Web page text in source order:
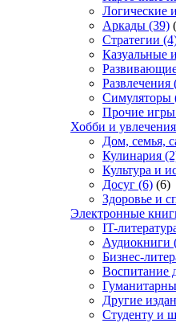
Логические
Аркады (39)
Стратегии
Казуальные
Развлечения
Симуляторы
Прочие игры
Хобби и увлечения
Дом, семья,
Кулинария
Культура и
Досуг (6) (6)
Здоровье и
Электронные
IT-
Аудиокниги
Бизнес-
Воспитание
Другие
Студенту и